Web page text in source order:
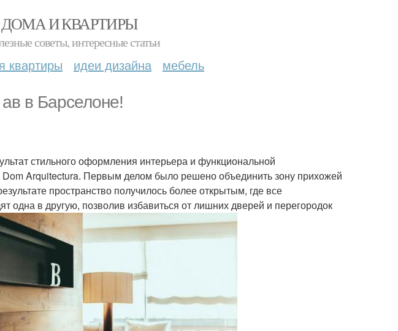
ДОМА И КВАРТИРЫ
советы, интересные статьи
квартиры идеи дизайна мебель
в Барселоне!
стильного оформления интерьера и функциональной
Dom Arquitectura. Первым делом было решено объединить зону прихожей
пространство получилось более открытым, где все
одна в другую, позволив избавиться от лишних дверей и перегородок